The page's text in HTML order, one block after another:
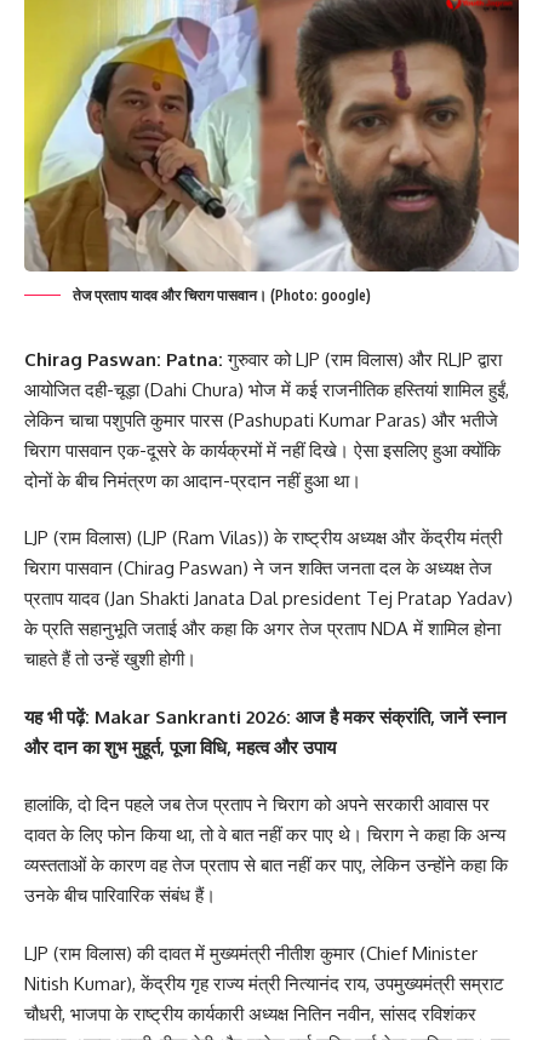
तेज प्रताप यादव और चिराग पासवान। (Photo: google)
Chirag Paswan: Patna:गुरुवार को LJP (राम विलास) और RLJP द्वारा
आयोजित दही-चूड़ा (Dahi Chura) भोज में कई राजनीतिक हस्तियां शामिल हुईं,
लेकिन चाचा पशुपति कुमार पारस (Pashupati Kumar Paras) और भतीजे
चिराग पासवान एक-दूसरे के कार्यक्रमों में नहीं दिखे। ऐसा इसलिए हुआ क्योंकि
दोनों के बीच निमंत्रण का आदान-प्रदान नहीं हुआ था।
LJP (राम विलास) (LJP (Ram Vilas)) के राष्ट्रीय अध्यक्ष और केंद्रीय मंत्री
चिराग पासवान (Chirag Paswan) ने जन शक्ति जनता दल के अध्यक्ष तेज
प्रताप यादव (Jan Shakti Janata Dal president Tej Pratap Yadav)
के प्रति सहानुभूति जताई और कहा कि अगर तेज प्रताप NDA में शामिल होना
चाहते हैं तो उन्हें खुशी होगी।
यह भी पढ़ें: Makar Sankranti 2026: आज है मकर संक्रांति, जानें स्नान
और दान का शुभ मुहूर्त, पूजा विधि, महत्व और उपाय
हालांकि, दो दिन पहले जब तेज प्रताप ने चिराग को अपने सरकारी आवास पर
दावत के लिए फोन किया था, तो वे बात नहीं कर पाए थे। चिराग ने कहा कि अन्य
व्यस्तताओं के कारण वह तेज प्रताप से बात नहीं कर पाए, लेकिन उन्होंने कहा कि
उनके बीच पारिवारिक संबंध हैं।
LJP (राम विलास) की दावत में मुख्यमंत्री नीतीश कुमार (Chief Minister
Nitish Kumar), केंद्रीय गृह राज्य मंत्री नित्यानंद राय, उपमुख्यमंत्री सम्राट
चौधरी, भाजपा के राष्ट्रीय कार्यकारी अध्यक्ष नितिन नवीन, सांसद रविशंकर